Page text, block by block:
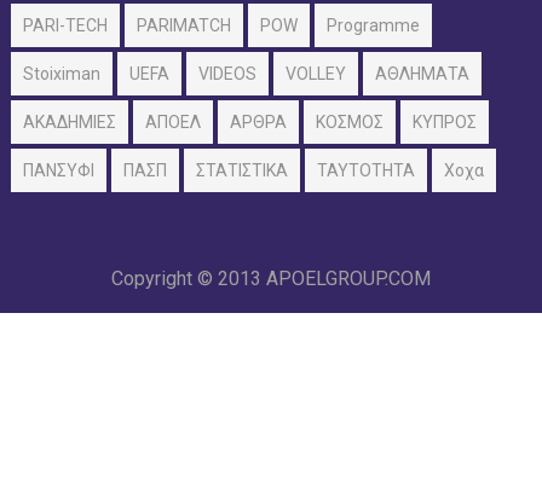
PARI-TECH PARIMATCH POW Programme
Stoiximan UEFA VIDEOS VOLLEY ΑΘΛΗΜΑΤΑ
ΑΚΑΔΗΜΙΕΣ ΑΠΟΕΛ ΑΡΘΡΑ ΚΟΣΜΟΣ ΚΥΠΡΟΣ
ΠΑΝΣΥΦΙ ΠΑΣΠ ΣΤΑΤΙΣΤΙΚΑ ΤΑΥΤΟΤΗΤΑ Χοχα
Copyright © 2013 APOELGROUP.COM